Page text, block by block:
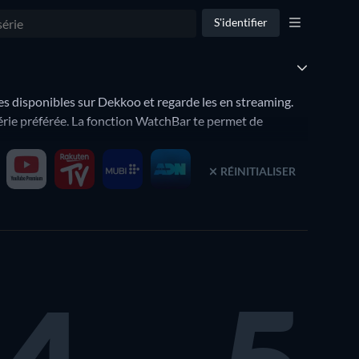
S'identifier
disponibles sur Dekkoo et regarde les en streaming.
préférée. La fonction WatchBar te permet de
RÉINITIALISER